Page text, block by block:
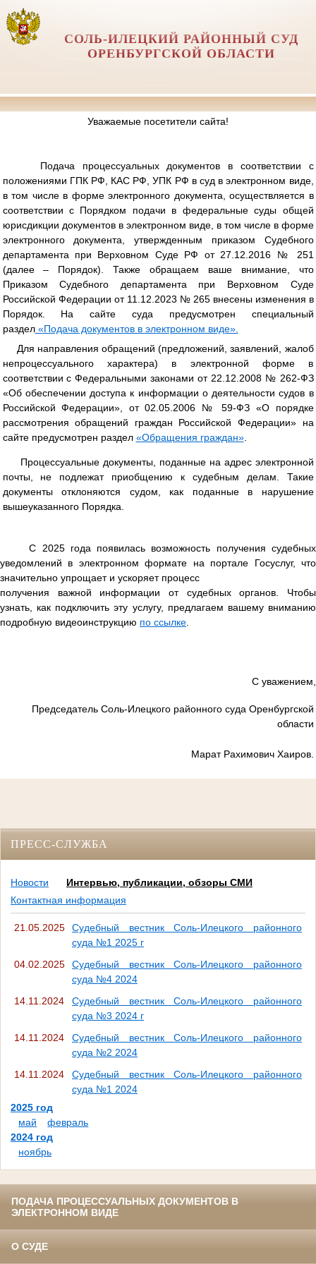
СОЛЬ-ИЛЕЦКИЙ РАЙОННЫЙ СУД
ОРЕНБУРГСКОЙ ОБЛАСТИ
Уважаемые посетители сайта!
Подача процессуальных документов в соответствии с
положениями ГПК РФ, КАС РФ, УПК РФ в суд в электронном виде,
в том числе в форме электронного документа, осуществляется в
соответствии с Порядком подачи в федеральные суды общей
юрисдикции документов в электронном виде, в том числе в форме
электронного документа, утвержденным приказом Судебного
департамента при Верховном Суде РФ от 27.12.2016 № 251
(далее – Порядок). Также обращаем ваше внимание, что
Приказом Судебного департамента при Верховном Суде
Российской Федерации от 11.12.2023 № 265 внесены изменения в
Порядок. На сайте суда предусмотрен специальный
раздел«Подача документов в электронном виде».
Для направления обращений (предложений, заявлений, жалоб
непроцессуального характера) в электронной форме в
соответствии с Федеральными законами от 22.12.2008 № 262-ФЗ
«Об обеспечении доступа к информации о деятельности судов в
Российской Федерации», от 02.05.2006 № 59-ФЗ «О порядке
рассмотрения обращений граждан Российской Федерации» на
сайте предусмотрен раздел «Обращения граждан».
Процессуальные документы, поданные на адрес электронной
почты, не подлежат приобщению к судебным делам. Такие
документы отклоняются судом, как поданные в нарушение
вышеуказанного Порядка.
С 2025 года появилась возможность получения судебных
уведомлений в электронном формате на портале Госуслуг, что
значительно упрощает и ускоряет процесс
получения важной информации от судебных органов. Чтобы
узнать, как подключить эту услугу, предлагаем вашему вниманию
подробную видеоинструкцию по ссылке
С уважением,
Председатель Соль-Илецкого районного суда Оренбургской
области
Марат Рахимович Хаиров.
ПРЕСС-СЛУЖБА
Новости
Интервью, публикации, обзоры СМИ
Контактная информация
21.05.2025
Судебный вестник Соль-Илецкого районного
суда №1 2025 г
04.02.2025
Судебный вестник Соль-Илецкого районного
суда №4 2024
14.11.2024
Судебный вестник Соль-Илецкого районного
суда №3 2024 г
14.11.2024
Судебный вестник Соль-Илецкого районного
суда №2 2024
14.11.2024
Судебный вестник Соль-Илецкого районного
суда №1 2024
2025 год
май
февраль
2024 год
ноябрь
ПОДАЧА ПРОЦЕССУАЛЬНЫХ ДОКУМЕНТОВ В
ЭЛЕКТРОННОМ ВИДЕ
О СУДЕ